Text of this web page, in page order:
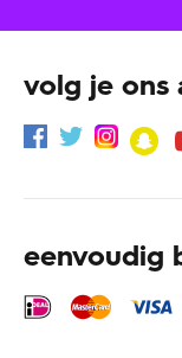
volg je ons
eenvoudig